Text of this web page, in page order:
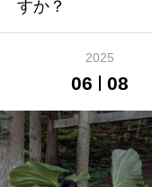
すか？
2025
06 08